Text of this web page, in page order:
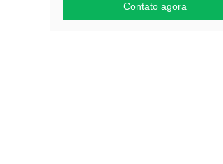
Contato agora